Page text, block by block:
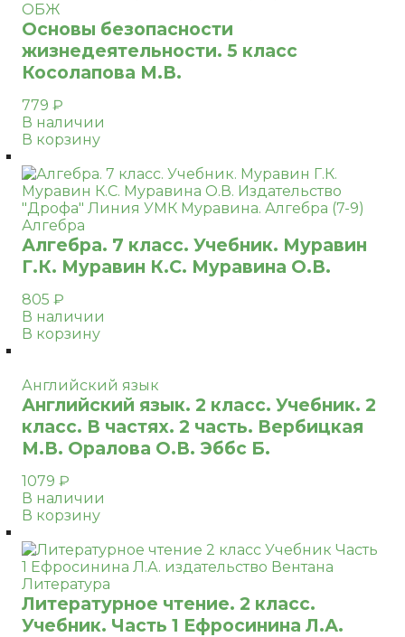
ОБЖ
Основы безопасности
жизнедеятельности. 5 класс
Косолапова М.В.
779 ₽
В наличии
В корзину
Алгебра
Алгебра. 7 класс. Учебник. Муравин
Г.К. Муравин К.С. Муравина О.В.
805 ₽
В наличии
В корзину
Английский язык
Английский язык. 2 класс. Учебник. 2
класс. В частях. 2 часть. Вербицкая
М.В. Оралова О.В. Эббс Б.
1079 ₽
В наличии
В корзину
Литература
Литературное чтение. 2 класс.
Учебник. Часть 1 Ефросинина Л.А.